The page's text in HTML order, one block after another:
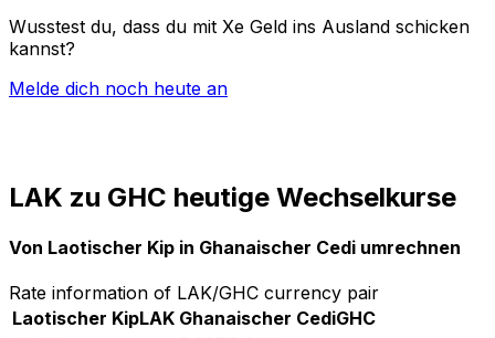
Wusstest du, dass du mit Xe Geld ins Ausland schicken
kannst?
Melde dich noch heute an
LAK zu GHC heutige Wechselkurse
Von Laotischer Kip in Ghanaischer Cedi umrechnen
Rate information of LAK/GHC currency pair
Laotischer KipLAK Ghanaischer CediGHC